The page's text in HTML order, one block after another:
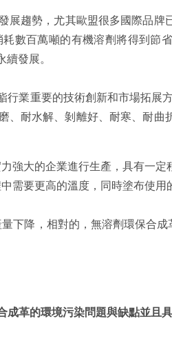
趨勢，尤其歐盟很多國際品牌
數百萬噸的有機溶劑將得到節
發展。
業重要的技術創新和市場拓展
耐水解、剝離好、耐寒、耐曲
強大的企業進行生產，具有一定
需要更高的溫度，同時塗布使
下降，相對的，無溶劑環保合
革的環境污染問題與缺點並且